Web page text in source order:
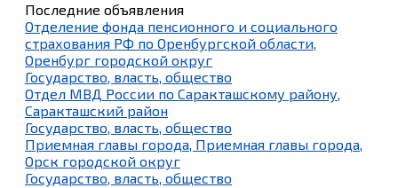
Последние объявления
Отделение фонда пенсионного и социального
страхования РФ по Оренбургской области,
Оренбург городской округ
Государство, власть, общество
Отдел МВД России по Саракташскому району,
Саракташский район
Государство, власть, общество
Приемная главы города, Приемная главы города,
Орск городской округ
Государство, власть, общество